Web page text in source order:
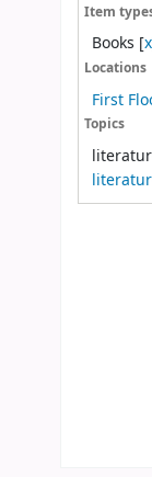
Item
Books [x
Locations
First
Topics